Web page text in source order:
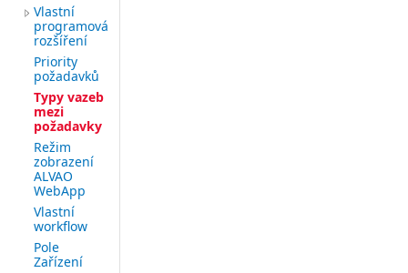
Vlastní
programová
rozšíření
Priority
požadavků
Typy vazeb
mezi
požadavky
Režim
zobrazení
ALVAO
WebApp
Vlastní
workflow
Pole
Zařízení